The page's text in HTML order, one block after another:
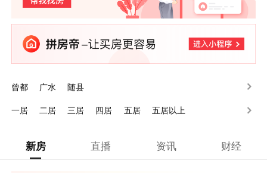
曾都 广水 随县
一居 二居 三居 四居 五居 五居以上
新房 直播 资讯 财经